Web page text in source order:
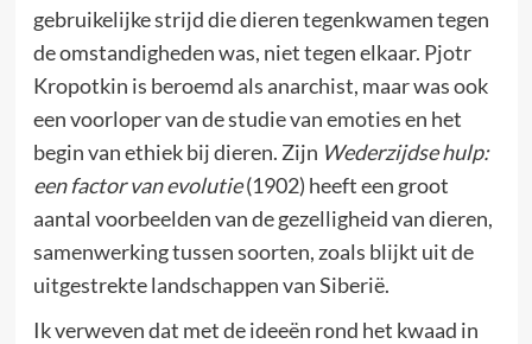
gebruikelijke strijd die dieren tegenkwamen tegen
de omstandigheden was, niet tegen elkaar. Pjotr ​​
Kropotkin is beroemd als anarchist, maar was ook
een voorloper van de studie van emoties en het
begin van ethiek bij dieren. Zijn Wederzijdse hulp:
een factor van evolutie(1902) heeft een groot
aantal voorbeelden van de gezelligheid van dieren,
samenwerking tussen soorten, zoals blijkt uit de
uitgestrekte landschappen van Siberië.
Ik verweven dat met de ideeën rond het kwaad in